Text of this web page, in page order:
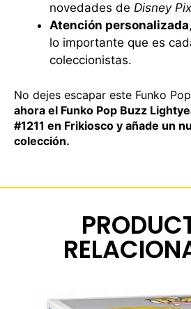
novedades de Disney
Atención personalizada
lo importante que es
coleccionistas.
No dejes escapar este Funko
ahora el Funko Pop Buzz
#1211 en Frikiosco y añade un
colección.